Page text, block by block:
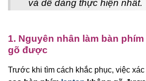
và dễ dàng thực hiện nhất.
1. Nguyên nhân làm bàn
gõ được
Trước khi tìm cách khắc phục, việc